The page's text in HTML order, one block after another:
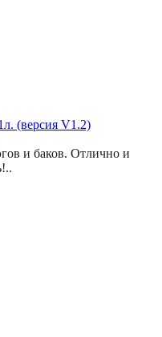
(версия V1.2)
и баков. Отлично и